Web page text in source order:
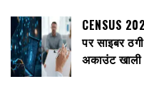
CENSUS
पर साइबर
अकाउंट